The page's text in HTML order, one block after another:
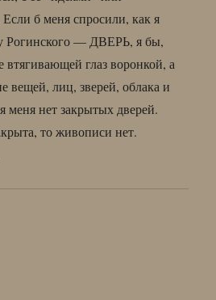
б меня спросили, как я
Рогинского — ДВЕРЬ, я бы,
втягивающей глаз воронкой, а
вещей, лиц, зверей, облака и
нет закрытых дверей.
то живописи нет.